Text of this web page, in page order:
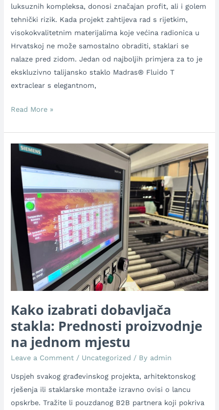
luksuznih kompleksa, donosi značajan profit, ali i golem
tehnički rizik. Kada projekt zahtijeva rad s rijetkim,
visokokvalitetnim materijalima koje većina radionica u
Hrvatskoj ne može samostalno obraditi, staklari se
nalaze pred zidom. Jedan od najboljih primjera za to je
ekskluzivno talijansko staklo Madras® Fluido T
extraclear s elegantnom,
Read More »
Kako izabrati dobavljača
stakla: Prednosti proizvodnje
na jednom mjestu
Leave a Comment / Uncategorized / By admin
Uspjeh svakog građevinskog projekta, arhitektonskog
rješenja ili staklarske montaže izravno ovisi o lancu
opskrbe. Tražite li pouzdanog B2B partnera koji pokriva
Kako
dobavljača
stakla:
Prednosti
proizvodnje
na
jednom
mjestu